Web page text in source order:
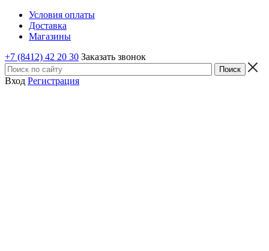
Условия оплаты
Доставка
Магазины
+7 (8412) 42 20 30 Заказать звонок
Вход Регистрация